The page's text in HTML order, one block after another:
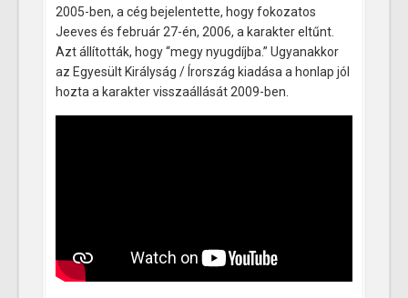
2005-ben, a cég bejelentette, hogy fokozatos
Jeeves és február 27-én, 2006, a karakter eltűnt.
Azt állították, hogy “megy nyugdíjba.” Ugyanakkor
az Egyesült Királyság / Írország kiadása a honlap jól
hozta a karakter visszaállását 2009-ben.